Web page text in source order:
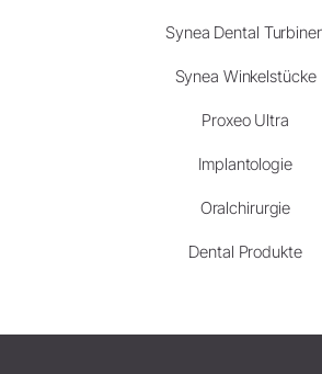
Synea Dental
Synea Winkelstücke
Proxeo Ultra
Implantologie
Oralchirurgie
Dental Produkte